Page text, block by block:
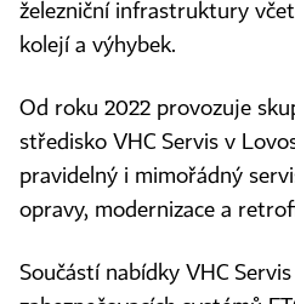
železniční infrastruktury
kolejí a výhybek.
Od roku 2022 provozuje
středisko VHC Servis v
pravidelný i mimořádný
opravy, modernizace a
Součástí nabídky VHC